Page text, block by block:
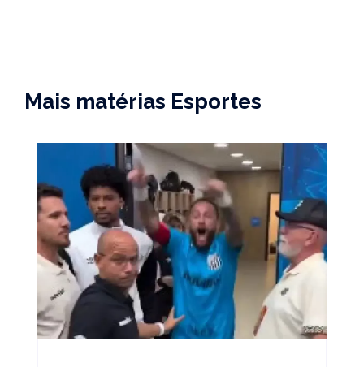
Mais matérias Esportes